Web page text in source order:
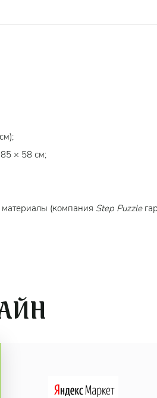
× 58 см;
материалы (компания Step Puzzle